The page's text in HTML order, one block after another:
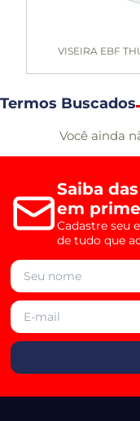
VISEIRA EBF
Termos Buscados
Você ainda
Saiba
em
Cadastre seu
de tudo que